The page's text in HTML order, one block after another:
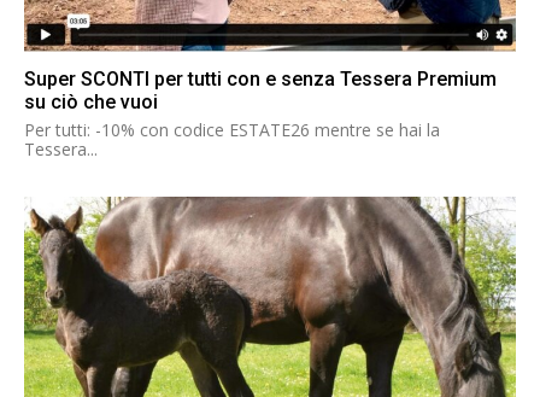
Super SCONTI per tutti con e senza Tessera Premium
su ciò che vuoi
Per tutti: -10% con codice ESTATE26 mentre se hai la
Tessera...